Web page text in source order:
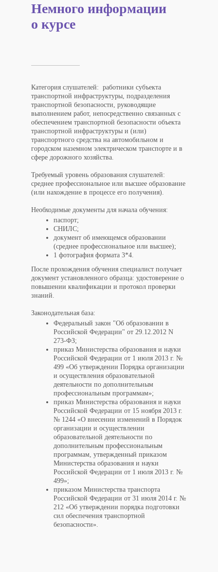
Немного информации
о курсе
Категория слушателей: работники субъекта
транспортной инфраструктуры, подразделения
транспортной безопасности, руководящие
выполнением работ, непосредственно связанных с
обеспечением транспортной безопасности объекта
транспортной инфраструктуры и (или)
транспортного средства на автомобильном и
городском наземном электрическом транспорте и в
сфере дорожного хозяйства.
Требуемый уровень образования слушателей:
среднее профессиональное или высшее образование
(или нахождение в процессе его получения).
Необходимые документы для начала обучения:
паспорт;
СНИЛС;
документ об имеющемся образовании
(среднее профессиональное или высшее);
1 фотография формата 3*4.
После прохождения обучения специалист получает
документ установленного образца: удостоверение о
повышении квалификации и протокол проверки
знаний.
Законодательная база:
Федеральный закон "Об образовании в
Российской Федерации" от 29.12.2012 N
273-ФЗ;
приказ Министерства образования и науки
Российской Федерации от 1 июля 2013 г. №
499 «Об утверждении Порядка организации
и осуществления образовательной
деятельности по дополнительным
профессиональным программам»;
приказ Министерства образования и науки
Российской Федерации от 15 ноября 2013 г.
№ 1244 «О внесении изменений в Порядок
организации и осуществлении
образовательной деятельности по
дополнительным профессиональным
программам, утвержденный приказом
Министерства образования и науки
Российской Федерации от 1 июля 2013 г. №
499»;
приказом Министерства транспорта
Российской Федерации от 31 июля 2014 г. №
212 «Об утверждении порядка подготовки
сил обеспечения транспортной
безопасности».